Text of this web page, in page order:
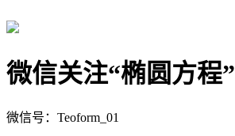
微信关注“椭圆方程”
微信号：Teoform_01